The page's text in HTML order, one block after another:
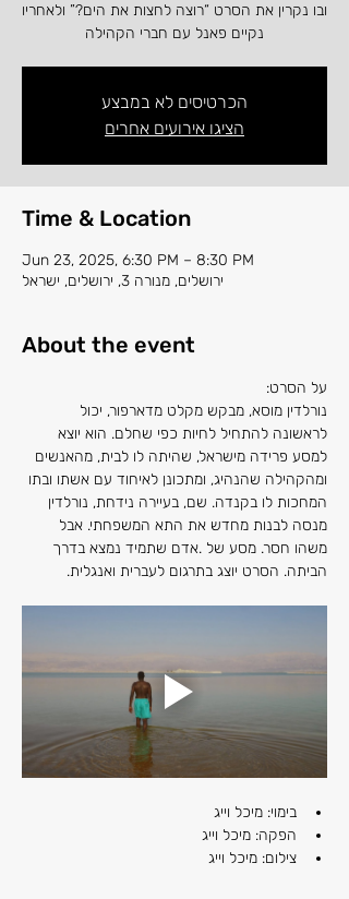
ובו נקרין את הסרט “רוצה לחצות את הים?” ולאחריו
נקיים פאנל עם חברי הקהילה
הכרטיסים לא במבצע
הציגו אירועים אחרים
Time & Location
Jun 23, 2025, 6:30 PM – 8:30 PM
ירושלים, מנורה 3, ירושלים, ישראל
About the event
על הסרט:
נורלדין מוסא, מבקש מקלט מדארפור, יכול
לראשונה להתחיל לחיות כפי שחלם. הוא יוצא
למסע פרידה מישראל, שהיתה לו לבית, מהאנשים
ומהקהילה שהנהיג, ומתכונן לאיחוד עם אשתו ובתו
המחכות לו בקנדה. שם, בעיירה נידחת, נורלדין
מנסה לבנות מחדש את התא המשפחתי. אבל
משהו חסר. מסע של .אדם שתמיד נמצא בדרך
הביתה. הסרט יוצג בתרגום לעברית ואנגלית.
בימוי: מיכל וייג
הפקה: מיכל וייג
צילום: מיכל וייג